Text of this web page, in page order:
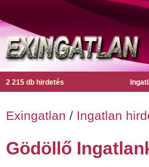
2 215 db hirdetés
Exingatlan / Ingatlan
Gödöllő